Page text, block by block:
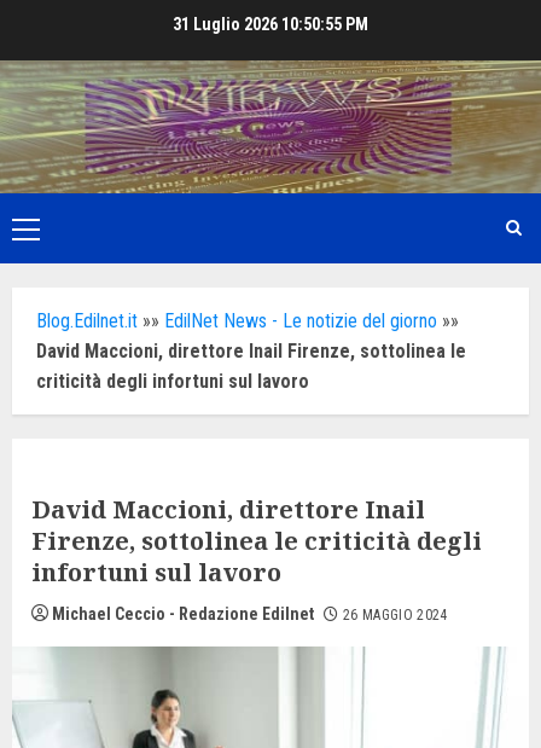
content
31 Luglio 2026 10:50:56 PM
Primary
Menu
Blog.Edilnet.it »» EdilNet News - Le notizie del giorno »»
David Maccioni, direttore Inail Firenze, sottolinea le
criticità degli infortuni sul lavoro
David Maccioni, direttore Inail
Firenze, sottolinea le criticità degli
infortuni sul lavoro
Michael Ceccio - Redazione Edilnet 26 MAGGIO 2024